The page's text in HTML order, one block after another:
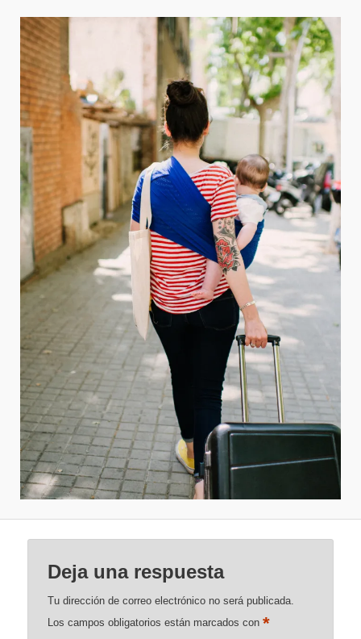
Deja una respuesta
Tu dirección de correo electrónico no será publicada.
Los campos obligatorios están marcados con*